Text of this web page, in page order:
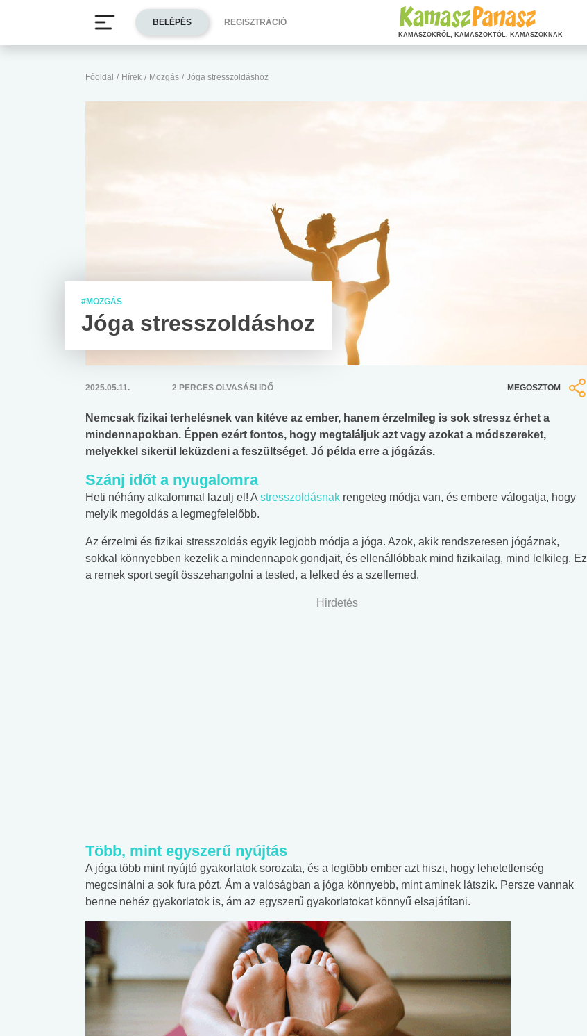
Főoldal / Hírek / Mozgás / Jóga stresszoldáshoz
#MOZGÁS
Jóga stresszoldáshoz
2025.05.11. 2 PERCES OLVASÁSI IDŐ MEGOSZTOM
Nemcsak fizikai terhelésnek van kitéve az ember, hanem érzelmileg is sok stressz érhet a
mindennapokban. Éppen ezért fontos, hogy megtaláljuk azt vagy azokat a módszereket,
melyekkel sikerül leküzdeni a feszültséget. Jó példa erre a jógázás.
Szánj időt a nyugalomra
Heti néhány alkalommal lazulj el! A stresszoldásnak rengeteg módja van, és embere válogatja, hogy
melyik megoldás a legmegfelelőbb.
Az érzelmi és fizikai stresszoldás egyik legjobb módja a jóga. Azok, akik rendszeresen jógáznak,
sokkal könnyebben kezelik a mindennapok gondjait, és ellenállóbbak mind fizikailag, mind lelkileg. Ez
a remek sport segít összehangolni a tested, a lelked és a szellemed.
Hirdetés
Több, mint egyszerű nyújtás
A jóga több mint nyújtó gyakorlatok sorozata, és a legtöbb ember azt hiszi, hogy lehetetlenség
megcsinálni a sok fura pózt. Ám a valóságban a jóga könnyebb, mint aminek látszik. Persze vannak
benne nehéz gyakorlatok is, ám az egyszerű gyakorlatokat könnyű elsajátítani.
BELÉPÉS REGISZTRÁCIÓ
KAMASZOKRÓL, KAMASZOKTÓL, KAMASZOKNAK